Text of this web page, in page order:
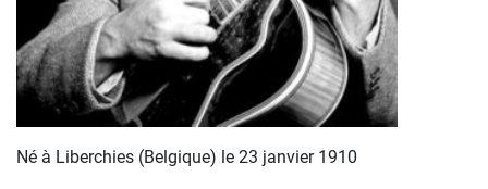
Né à Liberchies (Belgique) le 23 janvier 1910